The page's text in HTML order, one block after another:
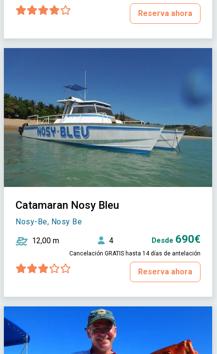
Reserva ahora
Catamaran Nosy Bleu
Nosy-Be, Nosy Be
12,00 m 4 Desde 690€
Cancelación GRATIS hasta 14 días de antelación
Reserva ahora